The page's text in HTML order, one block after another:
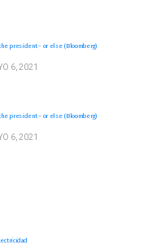
president – or else (Bloomberg)
6, 2021
president – or else (Bloomberg)
6, 2021